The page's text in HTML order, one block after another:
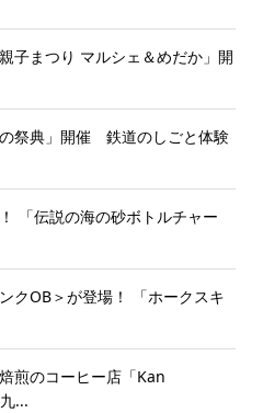
子まつり マルシェ＆めだか」開
祭典」開催 鉄道のしごと体験
「伝説の海の砂ボトルチャー
クOB＞が登場！ 「ホークスキ
煎のコーヒー店「Kan
...